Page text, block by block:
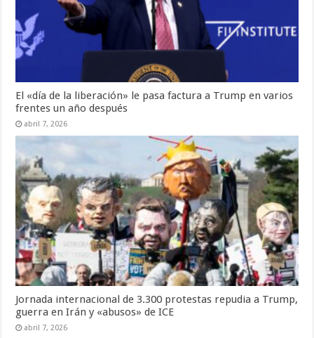
El «día de la liberación» le pasa factura a Trump en varios
frentes un año después
abril 7, 2026
Jornada internacional de 3.300 protestas repudia a Trump,
guerra en Irán y «abusos» de ICE
abril 7, 2026